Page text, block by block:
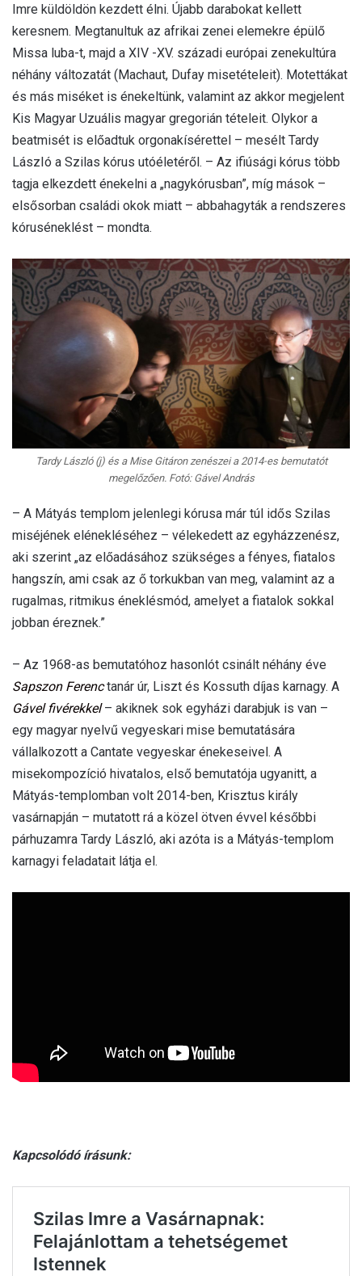
Imre küldöldön kezdett élni. Újabb darabokat kellett
keresnem. Megtanultuk az afrikai zenei elemekre épülő
Missa luba-t, majd a XIV -XV. századi európai zenekultúra
néhány változatát (Machaut, Dufay misetételeit). Motettákat
és más miséket is énekeltünk, valamint az akkor megjelent
Kis Magyar Uzuális magyar gregorián tételeit. Olykor a
beatmisét is előadtuk orgonakísérettel – mesélt Tardy
LászIó a Szilas kórus utóéletéről. – Az ifiúsági kórus több
tagja elkezdett énekelni a „nagykórusban”, míg mások –
elsősorban családi okok miatt – abbahagyták a rendszeres
kóruséneklést – mondta.
Tardy László (j) és a Mise Gitáron zenészei a 2014-es bemutatót
megelőzően. Fotó: Gável András
– A Mátyás templom jelenlegi kórusa már túl idős Szilas
miséjének elénekléséhez – vélekedett az egyházzenész,
aki szerint „az előadásához szükséges a fényes, fiatalos
hangszín, ami csak az ő torkukban van meg, valamint az a
rugalmas, ritmikus éneklésmód, amelyet a fiatalok sokkal
jobban éreznek.”
– Az 1968-as bemutatóhoz hasonlót csinált néhány éve
Sapszon Ferenctanár úr, Liszt és Kossuth díjas karnagy. A
Gável fivérekkel– akiknek sok egyházi darabjuk is van –
egy magyar nyelvű vegyeskari mise bemutatására
vállalkozott a Cantate vegyeskar énekeseivel. A
misekompozíció hivatalos, első bemutatója ugyanitt, a
Mátyás-templomban volt 2014-ben, Krisztus király
vasárnapján – mutatott rá a közel ötven évvel későbbi
párhuzamra Tardy László, aki azóta is a Mátyás-templom
karnagyi feladatait látja el.
Kapcsolódó írásunk: